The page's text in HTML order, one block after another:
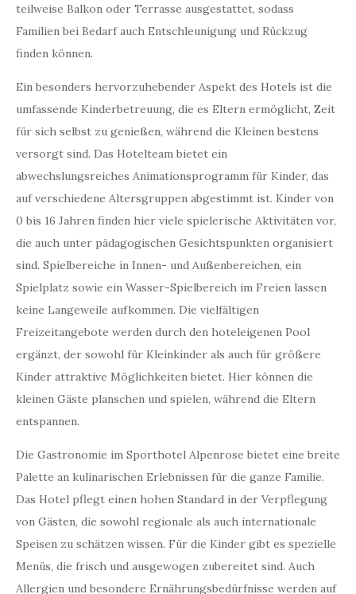
teilweise Balkon oder Terrasse ausgestattet, sodass
Familien bei Bedarf auch Entschleunigung und Rückzug
finden können.
Ein besonders hervorzuhebender Aspekt des Hotels ist die
umfassende Kinderbetreuung, die es Eltern ermöglicht, Zeit
für sich selbst zu genießen, während die Kleinen bestens
versorgt sind. Das Hotelteam bietet ein
abwechslungsreiches Animationsprogramm für Kinder, das
auf verschiedene Altersgruppen abgestimmt ist. Kinder von
0 bis 16 Jahren finden hier viele spielerische Aktivitäten vor,
die auch unter pädagogischen Gesichtspunkten organisiert
sind. Spielbereiche in Innen- und Außenbereichen, ein
Spielplatz sowie ein Wasser-Spielbereich im Freien lassen
keine Langeweile aufkommen. Die vielfältigen
Freizeitangebote werden durch den hoteleigenen Pool
ergänzt, der sowohl für Kleinkinder als auch für größere
Kinder attraktive Möglichkeiten bietet. Hier können die
kleinen Gäste planschen und spielen, während die Eltern
entspannen.
Die Gastronomie im Sporthotel Alpenrose bietet eine breite
Palette an kulinarischen Erlebnissen für die ganze Familie.
Das Hotel pflegt einen hohen Standard in der Verpflegung
von Gästen, die sowohl regionale als auch internationale
Speisen zu schätzen wissen. Für die Kinder gibt es spezielle
Menüs, die frisch und ausgewogen zubereitet sind. Auch
Allergien und besondere Ernährungsbedürfnisse werden auf